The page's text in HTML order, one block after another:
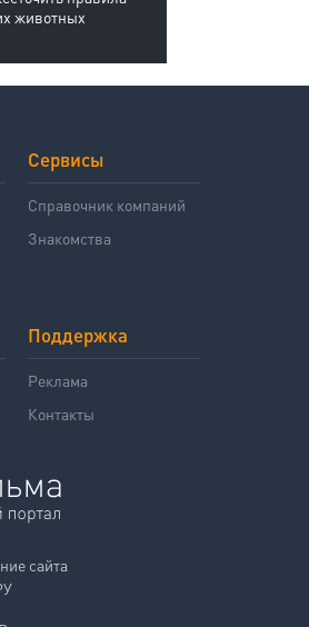
животных
Сервисы
Справочник компаний
Знакомства
Поддержка
Реклама
Контакты
сайта